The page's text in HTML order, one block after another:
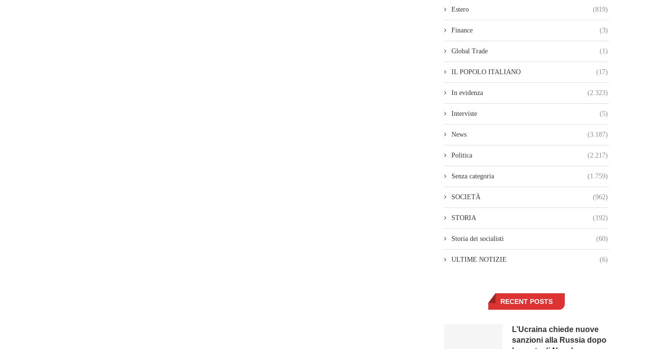
Estero (819)
Finance (3)
Global Trade (1)
IL POPOLO ITALIANO (17)
In evidenza (2.323)
Interviste (5)
News (3.187)
Politica (2.217)
Senza categoria (1.759)
SOCIETÀ (962)
STORIA (192)
Storia dei socialisti (60)
ULTIME NOTIZIE (6)
RECENT POSTS
L’Ucraina chiede nuove
sanzioni alla Russia dopo